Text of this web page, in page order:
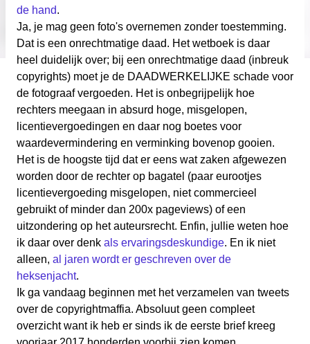
de hand.
Ja, je mag geen foto's overnemen zonder toestemming.
Dat is een onrechtmatige daad. Het wetboek is daar
heel duidelijk over; bij een onrechtmatige daad (inbreuk
copyrights) moet je de DAADWERKELIJKE schade voor
de fotograaf vergoeden. Het is onbegrijpelijk hoe
rechters meegaan in absurd hoge, misgelopen,
licentievergoedingen en daar nog boetes voor
waardevermindering en verminking bovenop gooien.
Het is de hoogste tijd dat er eens wat zaken afgewezen
worden door de rechter op bagatel (paar eurootjes
licentievergoeding misgelopen, niet commercieel
gebruikt of minder dan 200x pageviews) of een
uitzondering op het auteursrecht. Enfin, jullie weten hoe
ik daar over denk als ervaringsdeskundige. En ik niet
alleen, al jaren wordt er geschreven over de
heksenjacht.
Ik ga vandaag beginnen met het verzamelen van tweets
over de copyrightmaffia. Absoluut geen compleet
overzicht want ik heb er sinds ik de eerste brief kreeg